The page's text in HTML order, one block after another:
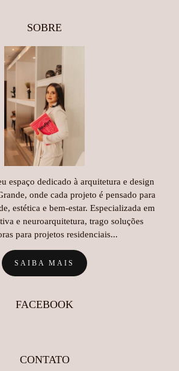
SOBRE
espaço dedicado à arquitetura e design
onde cada projeto é pensado para
estética e bem-estar. Especializada em
e neuroarquitetura, trago soluções
para projetos residenciais...
SAIBA MAIS
FACEBOOK
CONTATO